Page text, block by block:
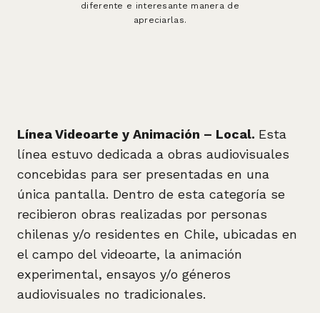
diferente e interesante manera de
apreciarlas.
Línea Videoarte y Animación – Local. Esta
línea estuvo dedicada a obras audiovisuales
concebidas para ser presentadas en una
única pantalla. Dentro de esta categoría se
recibieron obras realizadas por personas
chilenas y/o residentes en Chile, ubicadas en
el campo del videoarte, la animación
experimental, ensayos y/o géneros
audiovisuales no tradicionales.